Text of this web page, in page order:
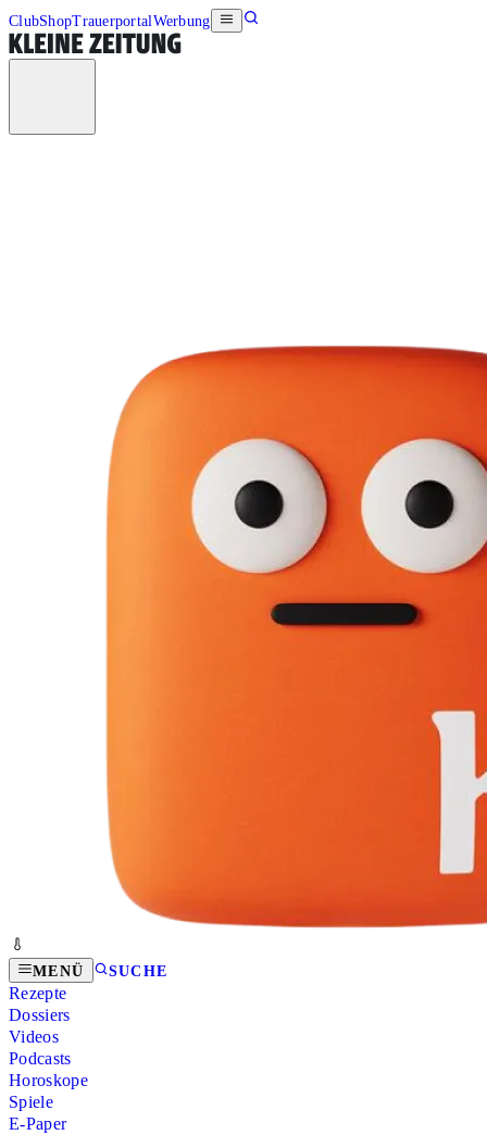
ClubShopTrauerportalWerbung
MENÜ SUCHE
Rezepte
Dossiers
Videos
Podcasts
Horoskope
Spiele
E-Paper